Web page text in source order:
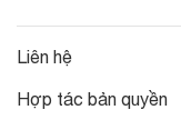
Liên hệ
Hợp tác bản quyền